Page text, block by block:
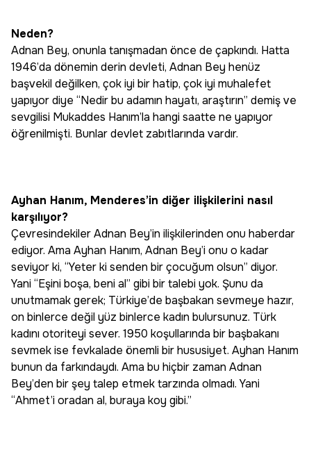
Neden?
Adnan Bey, onunla tanışmadan önce de çapkındı. Hatta
1946’da dönemin derin devleti, Adnan Bey henüz
başvekil değilken, çok iyi bir hatip, çok iyi muhalefet
yapıyor diye “Nedir bu adamın hayatı, araştırın” demiş ve
sevgilisi Mukaddes Hanım’la hangi saatte ne yapıyor
öğrenilmişti. Bunlar devlet zabıtlarında vardır.
Ayhan Hanım, Menderes’in diğer ilişkilerini nasıl
karşılıyor?
Çevresindekiler Adnan Bey’in ilişkilerinden onu haberdar
ediyor. Ama Ayhan Hanım, Adnan Bey’i onu o kadar
seviyor ki, “Yeter ki senden bir çocuğum olsun” diyor.
Yani “Eşini boşa, beni al” gibi bir talebi yok. Şunu da
unutmamak gerek; Türkiye’de başbakan sevmeye hazır,
on binlerce değil yüz binlerce kadın bulursunuz. Türk
kadını otoriteyi sever. 1950 koşullarında bir başbakanı
sevmek ise fevkalade önemli bir hususiyet. Ayhan Hanım
bunun da farkındaydı. Ama bu hiçbir zaman Adnan
Bey’den bir şey talep etmek tarzında olmadı. Yani
“Ahmet’i oradan al, buraya koy gibi.”